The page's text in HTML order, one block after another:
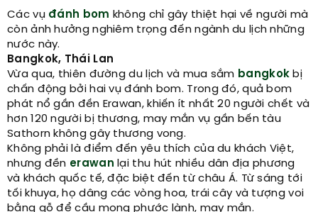
Các vụ đánh bom không chỉ gây thiệt hại về người mà
còn ảnh hưởng nghiêm trọng đến ngành du lịch những
nước này.
Bangkok, Thái Lan
Vừa qua, thiên đường du lịch và mua sắm bangkok bị
chấn động bởi hai vụ đánh bom. Trong đó, quả bom
phát nổ gần đền Erawan, khiến ít nhất 20 người chết và
hơn 120 người bị thương, may mắn vụ gần bến tàu
Sathorn không gây thương vong.
Không phải là điểm đến yêu thích của du khách Việt,
nhưng đền erawan lại thu hút nhiều dân địa phương
và khách quốc tế, đặc biệt đến từ châu Á. Từ sáng tới
tối khuya, họ dâng các vòng hoa, trái cây và tượng voi
bằng gỗ để cầu mong phước lành, may mắn.